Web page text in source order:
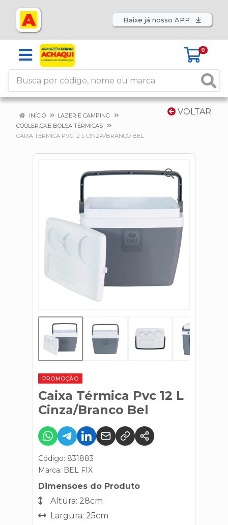
Baixe já nosso APP
0
VOLTAR
INÍCIO
LAZER E CAMPING
COOLER,CX.E BOLSA TÉRMICAS
CAIXA TÉRMICA PVC 12 L CINZA/BRANCO BEL
PROMOÇÃO
Caixa Térmica Pvc 12 L
Cinza/Branco Bel
Código: 831883
Marca: BEL FIX
Dimensões do Produto
Altura: 28cm
Largura: 25cm